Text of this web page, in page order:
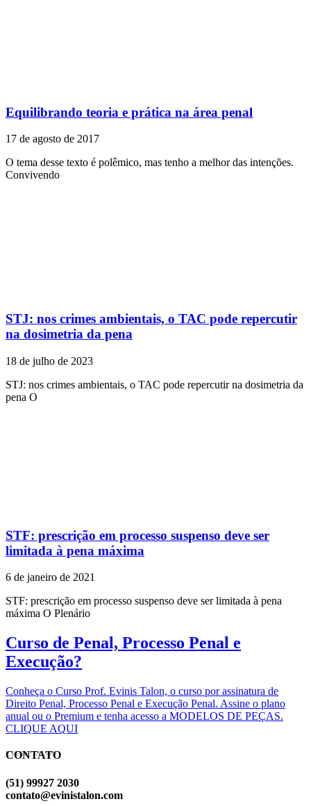
Equilibrando teoria e prática na área penal
17 de agosto de 2017
O tema desse texto é polêmico, mas tenho a melhor das intenções.
Convivendo
STJ: nos crimes ambientais, o TAC pode repercutir
na dosimetria da pena
18 de julho de 2023
STJ: nos crimes ambientais, o TAC pode repercutir na dosimetria da
pena O
STF: prescrição em processo suspenso deve ser
limitada à pena máxima
6 de janeiro de 2021
STF: prescrição em processo suspenso deve ser limitada à pena
máxima O Plenário
Curso de Penal, Processo Penal e
Execução?
Conheça o Curso Prof. Evinis Talon, o curso por assinatura de
Direito Penal, Processo Penal e Execução Penal. Assine o plano
anual ou o Premium e tenha acesso a MODELOS DE PEÇAS.
CLIQUE AQUI
EVINIS TALON
CONTATO
(51) 99927 2030
contato@evinistalon.com